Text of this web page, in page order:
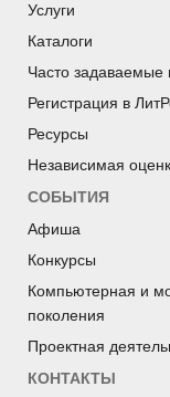
Услуги
Каталоги
Часто задаваемые
Регистрация в
Ресурсы
Независимая
СОБЫТИЯ
Афиша
Конкурсы
Компьютерная и
поколения
Проектная
КОНТАКТЫ